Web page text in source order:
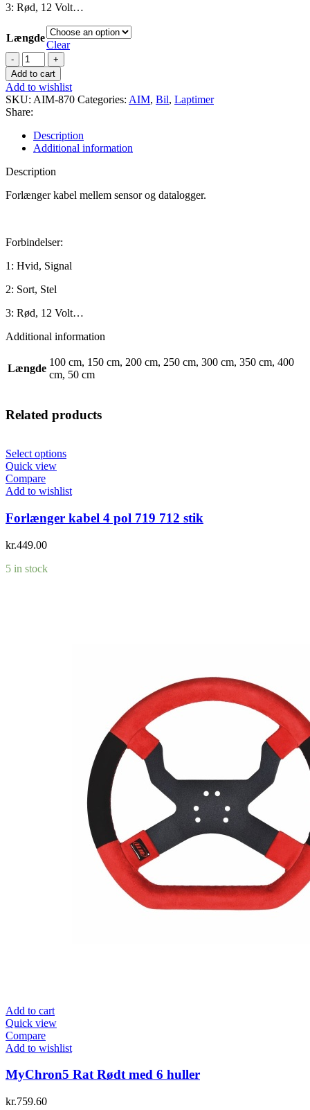
3: Rød, 12 Volt…
Længde
Clear
Forlænger
kabel
4
pol
712
stik
quantity
Add to cart
Add to wishlist
SKU: AIM-870 Categories: AIM, Bil, Laptimer
Share:
Description
Additional information
Description
Forlænger kabel mellem sensor og datalogger.
Forbindelser:
1: Hvid, Signal
2: Sort, Stel
3: Rød, 12 Volt…
Additional information
Længde
100 cm, 150 cm, 200 cm, 250 cm, 300 cm, 350 cm, 400
cm, 50 cm
Related products
Select options
Quick view
Compare
Add to wishlist
Forlænger kabel 4 pol 719 712 stik
kr.449.00
5 in stock
Add to cart
Quick view
Compare
Add to wishlist
MyChron5 Rat Rødt med 6 huller
kr.759.60